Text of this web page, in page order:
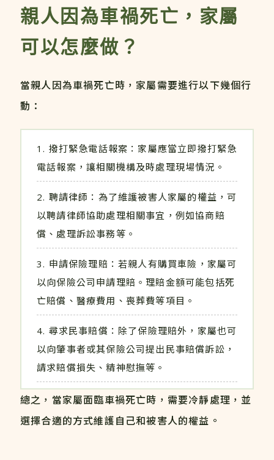
親人因為車禍死亡，家屬
可以怎麼做？
當親人因為車禍死亡時，家屬需要進行以下幾個行
動：
撥打緊急電話報案：家屬應當立即撥打緊急
電話報案，讓相關機構及時處理現場情況。
聘請律師：為了維護被害人家屬的權益，可
以聘請律師協助處理相關事宜，例如協商賠
償、處理訴訟事務等。
申請保險理賠：若親人有購買車險，家屬可
以向保險公司申請理賠。理賠金額可能包括死
亡賠償、醫療費用、喪葬費等項目。
尋求民事賠償：除了保險理賠外，家屬也可
以向肇事者或其保險公司提出民事賠償訴訟，
請求賠償損失、精神慰撫等。
總之，當家屬面臨車禍死亡時，需要冷靜處理，並
選擇合適的方式維護自己和被害人的權益。